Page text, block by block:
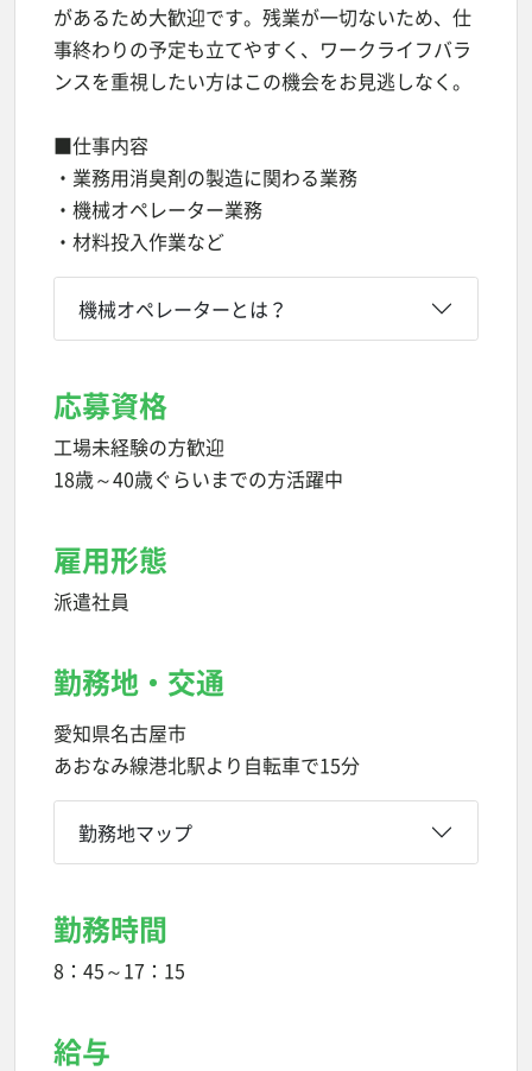
があるため大歓迎です。残業が一切ないため、仕
事終わりの予定も立てやすく、ワークライフバラ
ンスを重視したい方はこの機会をお見逃しなく。
■仕事内容
・業務用消臭剤の製造に関わる業務
・機械オペレーター業務
・材料投入作業など
機械オペレーターとは？
応募資格
工場未経験の方歓迎
18歳～40歳ぐらいまでの方活躍中
雇用形態
派遣社員
勤務地・交通
愛知県名古屋市
あおなみ線港北駅より自転車で15分
勤務地マップ
勤務時間
8：45～17：15
給与